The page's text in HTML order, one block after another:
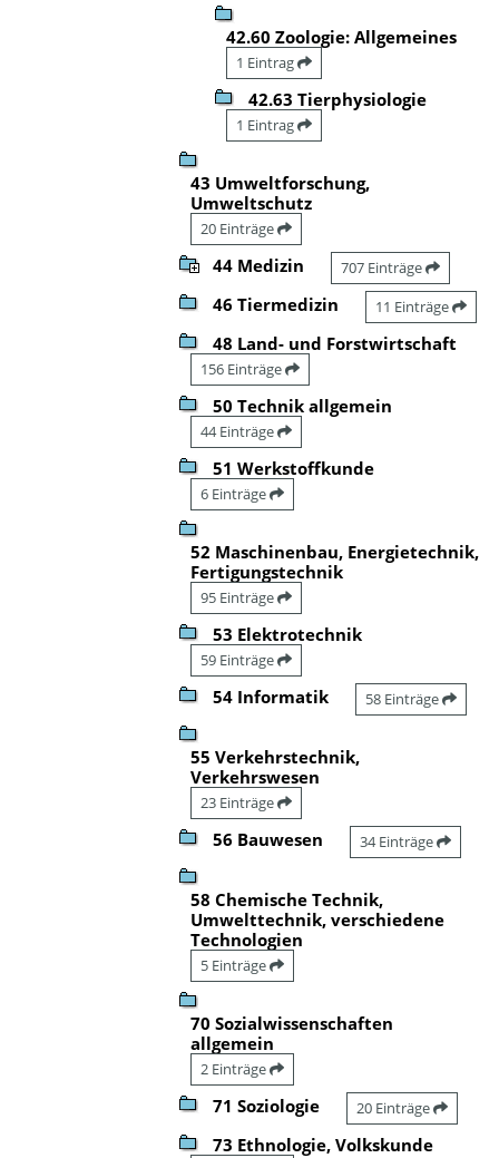
42.60 Zoologie: Allgemeines
1 Eintrag
42.63 Tierphysiologie
1 Eintrag
43 Umweltforschung,
Umweltschutz
20 Einträge
44 Medizin 707 Einträge
46 Tiermedizin 11 Einträge
48 Land- und Forstwirtschaft
156 Einträge
50 Technik allgemein
44 Einträge
51 Werkstoffkunde
6 Einträge
52 Maschinenbau, Energietechnik,
Fertigungstechnik
95 Einträge
53 Elektrotechnik
59 Einträge
54 Informatik 58 Einträge
55 Verkehrstechnik,
Verkehrswesen
23 Einträge
56 Bauwesen 34 Einträge
58 Chemische Technik,
Umwelttechnik, verschiedene
Technologien
5 Einträge
70 Sozialwissenschaften
allgemein
2 Einträge
71 Soziologie 20 Einträge
73 Ethnologie, Volkskunde